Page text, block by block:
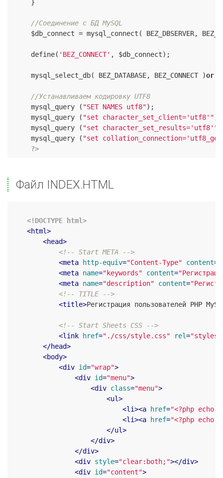
     }
//Соединение с БД MySQL
$db_connect = mysql_connect( BEZ_DBSERVER,
     define(
'BEZ_CONNECT' , $db_connect);
     mysql_select_db( BEZ_DATABASE, BEZ_CONNECT )
or
//Устанавливаем кодировку UTF8
     mysql_query (
"SET NAMES utf8");
     mysql_query (
"set character_set_client='utf8'");
     mysql_query (
"set character_set_results='utf8'"
     mysql_query (
"set
?>
Файл INDEX.HTML
<!DOCTYPE html>
<html>
<head>
<!-- Start META -->
<meta http-equiv="Content-Type" content=
<meta name="keywords" content=
<meta name="description" content=
<!-- TITLE -->
<title>Регистрация пользователей PHP
<!-- Start Sheets CSS -->
<link href="./css/style.css" rel=
</head>
<body>
<div id="wrap">
<div id="menu">
<div class="menu">
<ul>
<li><a href="<?php echo
<li><a href="<?php echo
</ul>
</div>
</div>
<div style="clear:both;"></div>
<div id="content">